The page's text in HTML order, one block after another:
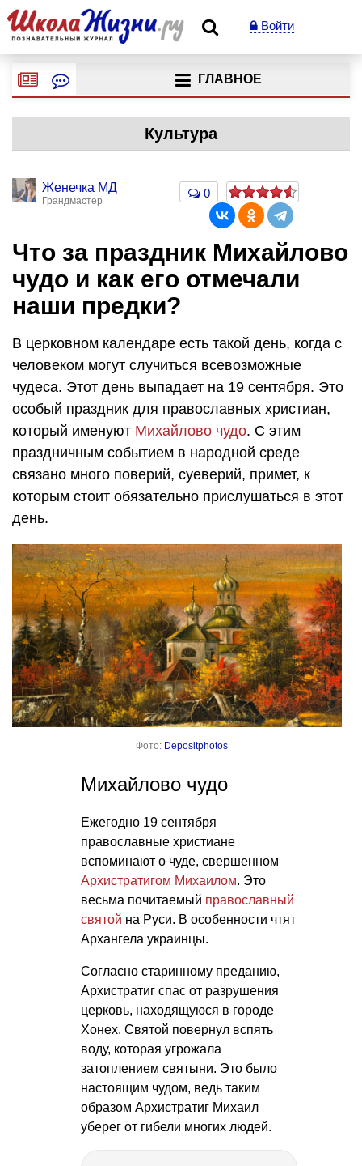
Войти
ГЛАВНОЕ
Культура
Женечка МД
Грандмастер
0
Что за праздник Михайлово
чудо и как его отмечали
наши предки?
В церковном календаре есть такой день, когда с
человеком могут случиться всевозможные
чудеса. Этот день выпадает на 19 сентября. Это
особый праздник для православных христиан,
который именуют Михайлово чудо. С этим
праздничным событием в народной среде
связано много поверий, суеверий, примет, к
которым стоит обязательно прислушаться в этот
день.
Фото: Depositphotos
Михайлово чудо
Ежегодно 19 сентября
православные христиане
вспоминают о чуде, свершенном
Архистратигом Михаилом. Это
весьма почитаемый православный
святой на Руси. В особенности чтят
Архангела украинцы.
Согласно старинному преданию,
Архистратиг спас от разрушения
церковь, находящуюся в городе
Хонех. Святой повернул вспять
воду, которая угрожала
затоплением святыни. Это было
настоящим чудом, ведь таким
образом Архистратиг Михаил
уберег от гибели многих людей.